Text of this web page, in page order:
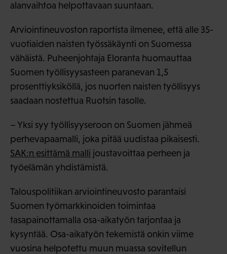
alanvaihtoa helpottavaan suuntaan.
Arviointineuvoston raportista ilmenee, että alle 35-
vuotiaiden naisten työssäkäynti on Suomessa
vähäistä. Puheenjohtaja Eloranta huomauttaa
Suomen työllisyysasteen paranevan 1,5
prosenttiyksiköllä, jos nuorten naisten työllisyys
saadaan nostettua Ruotsin tasolle.
– Yksi syy työllisyyseroon on Suomen jähmeä
perhevapaamalli, joka pitää uudistaa pikaisesti.
SAK:n esittämä malli joustavoittaa perheen ja
työelämän yhdistämistä.
Talouspolitiikan arviointineuvosto parantaisi
Suomen työmarkkinoiden toimintaa
tasapainottamalla osa-aikatyön tarjontaa ja
kysyntää. Osa-aikatyön tekemistä onkin viime
vuosina helpotettu muun muassa sovitellun